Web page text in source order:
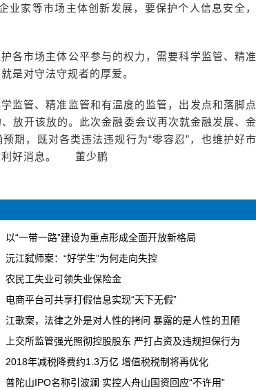
家等市场主体创新发展，要保护个人信息安全，
各市场主体公平参与的权力，需要科学监管、精准
是对守法守规者的厚爱。
监管、精准监管和有温度的监管，出发点和落脚点
放开该放的。此次金融委会议再次就金融发展、金
期，既对各类违法违规行为“零容忍”，也维护好市
利好消息。 董少鹏
以“一带一路”建设为重点形成全面开放新格局
沅江弑师案：“好学生”为何走向失控
农民工失业可领失业保险金
电商平台可共享打假信息实现“天下无假”
江歌案，法律之外是对人性的拷问 暴露的是人性的丑陋
上交所监管强光照彻控股股东 严打占资及违规担保行为
2018年减税降费约1.3万亿 增值税税制将再优化
普陀山IPO名称引波澜 实控人舟山国资回应“不许用”